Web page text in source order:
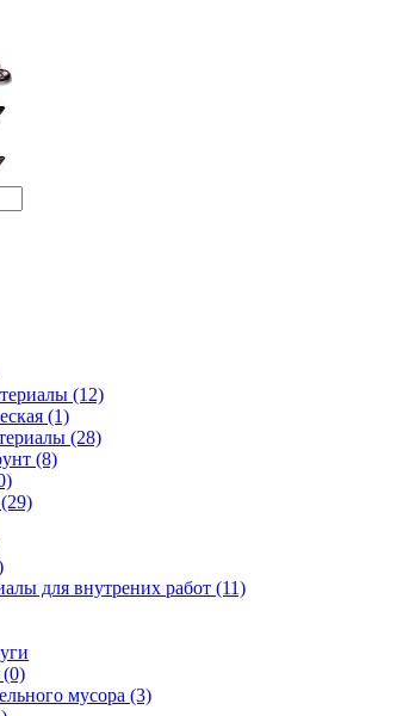
(12)
(1)
(28)
(8)
для внутрених работ (11)
(0)
мусора (3)